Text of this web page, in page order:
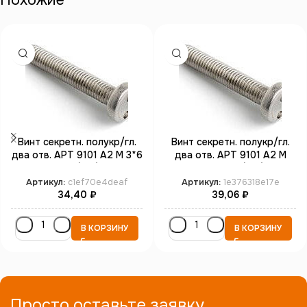
Винт секретн. полукр/гл.
два отв. АРТ 9101 А2 M 3*6
Артикул: c1ef70e4deaf
34,40 ₽
В КОРЗИНУ
Винт секретн. полукр/гл.
два отв. АРТ 9101 А2 M
Артикул: 1e376318e17e
39,06 ₽
В КОРЗИНУ